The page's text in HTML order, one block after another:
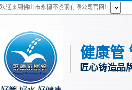
欢迎来到佛山市永穗不锈钢有限公司官网！
健康管
匠心铸造品